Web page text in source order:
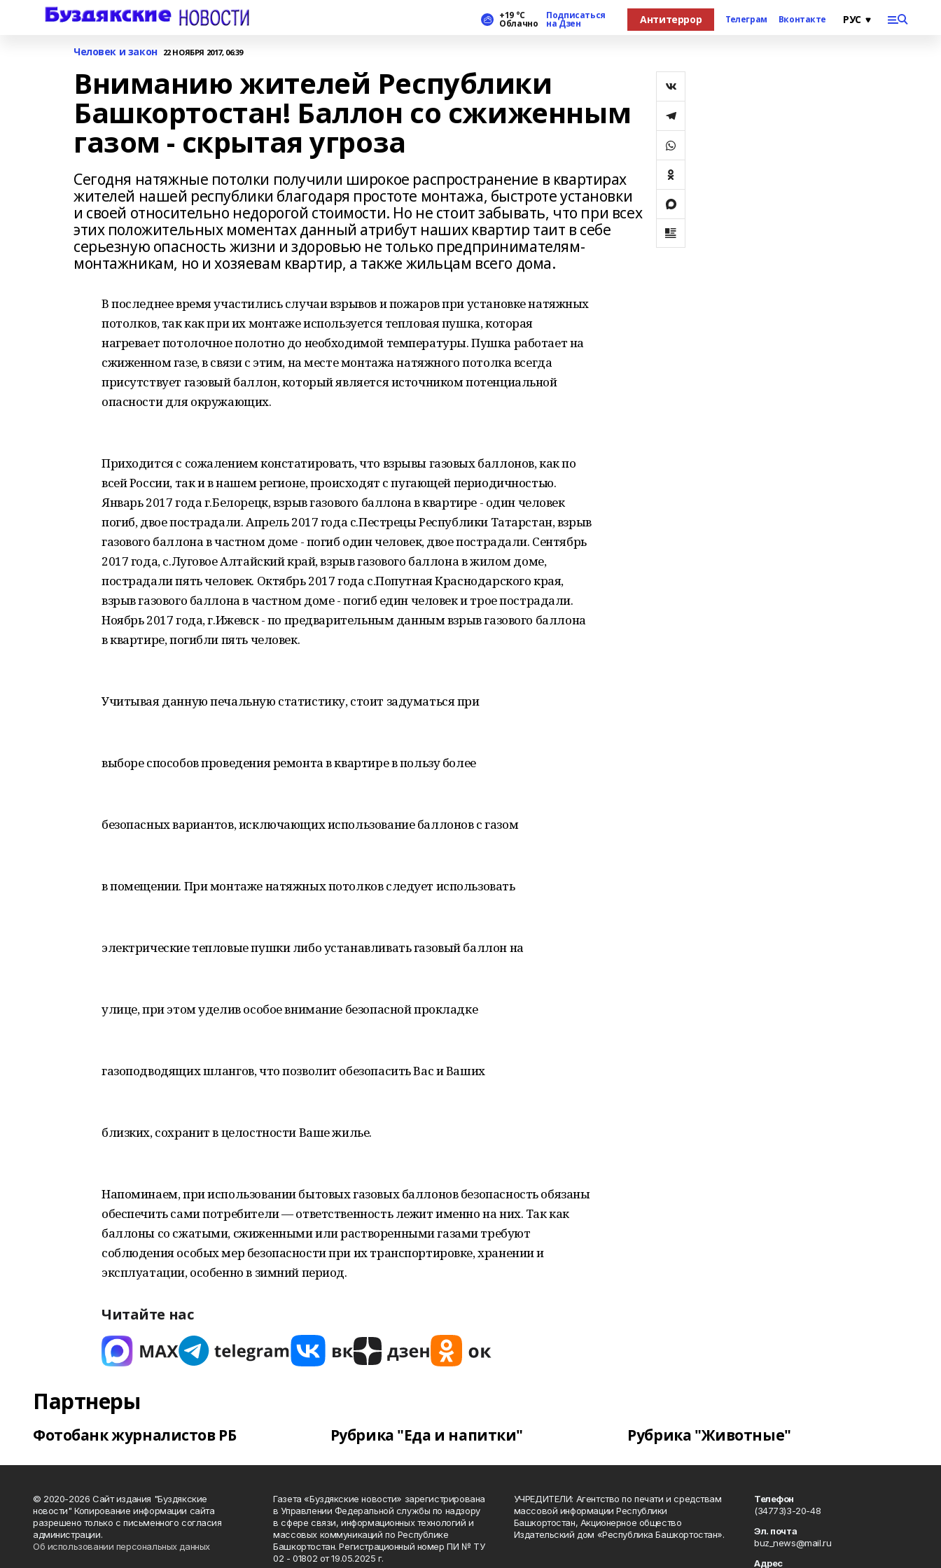
+19 °С
Облачно
Подписаться
на Дзен Антитеррор Телеграм Вконтакте
Человек и закон 22 НОЯБРЯ 2017, 06:39
Вниманию жителей Республики
Башкортостан! Баллон со сжиженным
газом - скрытая угроза
Сегодня натяжные потолки получили широкое распространение в квартирах
жителей нашей республики благодаря простоте монтажа, быстроте установки
и своей относительно недорогой стоимости. Но не стоит забывать, что при всех
этих положительных моментах данный атрибут наших квартир таит в себе
серьезную опасность жизни и здоровью не только предпринимателям-
монтажникам, но и хозяевам квартир, а также жильцам всего дома.
В последнее время участились случаи взрывов и пожаров при установке натяжных
потолков, так как при их монтаже используется тепловая пушка, которая
нагревает потолочное полотно до необходимой температуры. Пушка работает на
сжиженном газе, в связи с этим, на месте монтажа натяжного потолка всегда
присутствует газовый баллон, который является источником потенциальной
опасности для окружающих.
Приходится с сожалением констатировать, что взрывы газовых баллонов, как по
всей России, так и в нашем регионе, происходят с пугающей периодичностью.
Январь 2017 года г.Белорецк, взрыв газового баллона в квартире - один человек
погиб, двое пострадали. Апрель 2017 года с.Пестрецы Республики Татарстан, взрыв
газового баллона в частном доме - погиб один человек, двое пострадали. Сентябрь
2017 года, с.Луговое Алтайский край, взрыв газового баллона в жилом доме,
пострадали пять человек. Октябрь 2017 года с.Попутная Краснодарского края,
взрыв газового баллона в частном доме - погиб един человек и трое пострадали.
Ноябрь 2017 года, г.Ижевск - по предварительным данным взрыв газового баллона
в квартире, погибли пять человек.
Учитывая данную печальную статистику, стоит задуматься при
выборе способов проведения ремонта в квартире в пользу более
безопасных вариантов, исключающих использование баллонов с газом
в помещении. При монтаже натяжных потолков следует использовать
электрические тепловые пушки либо устанавливать газовый баллон на
улице, при этом уделив особое внимание безопасной прокладке
газоподводящих шлангов, что позволит обезопасить Вас и Ваших
близких, сохранит в целостности Ваше жилье.
Напоминаем, при использовании бытовых газовых баллонов безопасность обязаны
обеспечить сами потребители — ответственность лежит именно на них. Так как
баллоны со сжатыми, сжиженными или растворенными газами требуют
соблюдения особых мер безопасности при их транспортировке, хранении и
эксплуатации, особенно в зимний период.
Читайте нас
Партнеры
Фотобанк журналистов РБ Рубрика "Еда и напитки" Рубрика "Животные"
© 2020-2026 Сайт издания "Буздякские
новости" Копирование информации сайта
разрешено только с письменного согласия
администрации.
Об использовании персональных данных
Газета «Буздякские новости» зарегистрирована
в Управлении Федеральной службы по надзору
в сфере связи, информационных технологий и
массовых коммуникаций по Республике
Башкортостан. Регистрационный номер ПИ № ТУ
02 - 01802 от 19.05.2025 г.
УЧРЕДИТЕЛИ: Агентство по печати и средствам
массовой информации Республики
Башкортостан, Акционерное общество
Издательский дом «Республика Башкортостан».
Телефон
(34773)3-20-48
Эл. почта
buz_news@mail.ru
Адрес